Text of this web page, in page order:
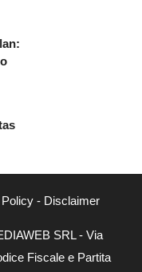
- Disclaimer
SRL - Via
Fiscale e Partita